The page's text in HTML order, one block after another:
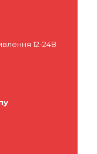
12-24В